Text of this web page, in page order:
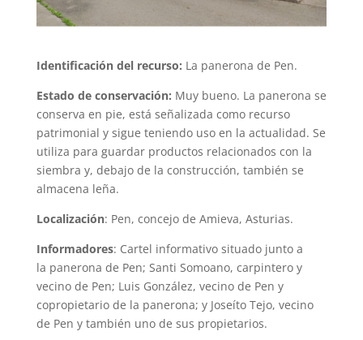
Identificación del recurso: La panerona de Pen.
Estado de conservación: Muy bueno. La panerona se
conserva en pie, está señalizada como recurso
patrimonial y sigue teniendo uso en la actualidad. Se
utiliza para guardar productos relacionados con la
siembra y, debajo de la construcción, también se
almacena leña.
Localización: Pen, concejo de Amieva, Asturias.
Informadores: Cartel informativo situado junto a
la panerona de Pen; Santi Somoano, carpintero y
vecino de Pen; Luis González, vecino de Pen y
copropietario de la panerona; y Joseíto Tejo, vecino
de Pen y también uno de sus propietarios.